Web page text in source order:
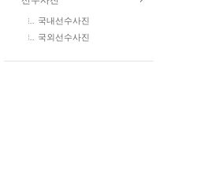
국내선수사진
국외선수사진